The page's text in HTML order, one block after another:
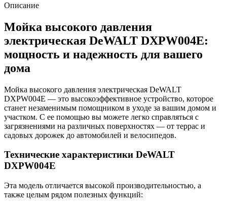
Описание
Мойка высокого давления
электрическая DeWALT DXPW004E:
мощность и надежность для вашего
дома
Мойка высокого давления электрическая DeWALT
DXPW004E — это высокоэффективное устройство, которое
станет незаменимым помощником в уходе за вашим домом и
участком. С ее помощью вы можете легко справляться с
загрязнениями на различных поверхностях — от террас и
садовых дорожек до автомобилей и велосипедов.
Технические характеристики DeWALT
DXPW004E
Эта модель отличается высокой производительностью, а
также целым рядом полезных функций: